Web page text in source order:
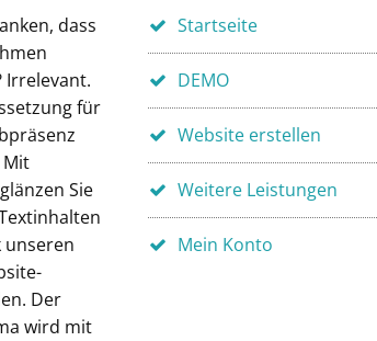
dass
Irrelevant.
für
Sie
unseren
Der
wird mit
Startseite
DEMO
Website erstellen
Weitere Leistungen
Mein Konto